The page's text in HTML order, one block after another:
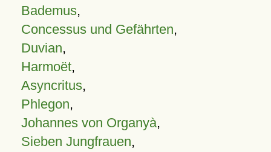
Bademus,
Concessus und Gefährten,
Duvian,
Harmoët,
Asyncritus,
Phlegon,
Johannes von Organyà,
Sieben Jungfrauen,